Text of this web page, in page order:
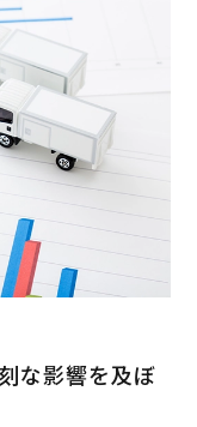
な影響を及ぼ